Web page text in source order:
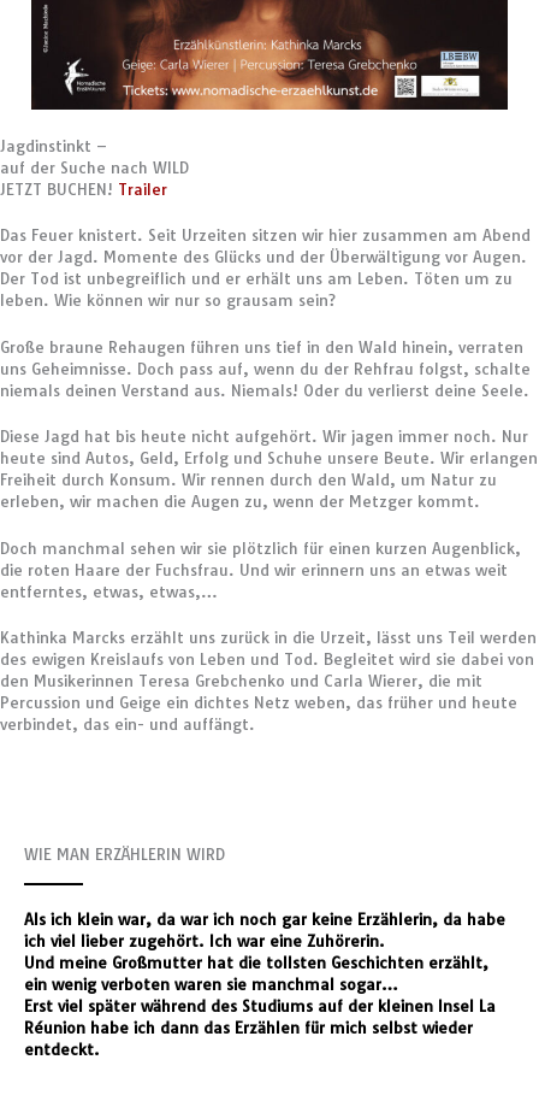
Jagdinstinkt –
auf der Suche nach WILD
JETZT BUCHEN! Trailer
Das Feuer knistert. Seit Urzeiten sitzen wir hier zusammen am Abend
vor der Jagd. Momente des Glücks und der Überwältigung vor Augen.
Der Tod ist unbegreiflich und er erhält uns am Leben. Töten um zu
leben. Wie können wir nur so grausam sein?
Große braune Rehaugen führen uns tief in den Wald hinein, verraten
uns Geheimnisse. Doch pass auf, wenn du der Rehfrau folgst, schalte
niemals deinen Verstand aus. Niemals! Oder du verlierst deine Seele.
Diese Jagd hat bis heute nicht aufgehört. Wir jagen immer noch. Nur
heute sind Autos, Geld, Erfolg und Schuhe unsere Beute. Wir erlangen
Freiheit durch Konsum. Wir rennen durch den Wald, um Natur zu
erleben, wir machen die Augen zu, wenn der Metzger kommt.
Doch manchmal sehen wir sie plötzlich für einen kurzen Augenblick,
die roten Haare der Fuchsfrau. Und wir erinnern uns an etwas weit
entferntes, etwas, etwas,…
Kathinka Marcks erzählt uns zurück in die Urzeit, lässt uns Teil werden
des ewigen Kreislaufs von Leben und Tod. Begleitet wird sie dabei von
den Musikerinnen Teresa Grebchenko und Carla Wierer, die mit
Percussion und Geige ein dichtes Netz weben, das früher und heute
verbindet, das ein- und auffängt.
WIE MAN ERZÄHLERIN WIRD
Als ich klein war, da war ich noch gar keine Erzählerin, da habe
ich viel lieber zugehört. Ich war eine Zuhörerin.
Und meine Großmutter hat die tollsten Geschichten erzählt,
ein wenig verboten waren sie manchmal sogar…
Erst viel später während des Studiums auf der kleinen Insel La
Réunion habe ich dann das Erzählen für mich selbst wieder
entdeckt.